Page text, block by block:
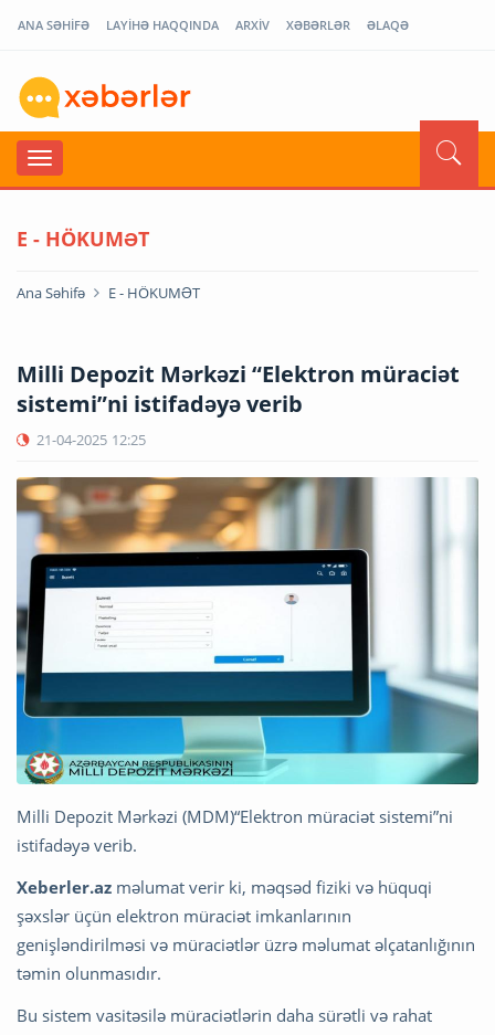
ANA SƏHİFƏ LAYİHƏ HAQQINDA ARXİV XƏBƏRLƏR ƏLAQƏ
E - HÖKUMƏT
Ana Səhifə E - HÖKUMƏT
Milli Depozit Mərkəzi “Elektron müraciət
sistemi”ni istifadəyə verib
21-04-2025 12:25
Milli Depozit Mərkəzi (MDM)“Elektron müraciət sistemi”ni
istifadəyə verib.
Xeberler.az məlumat verir ki, məqsəd fiziki və hüquqi
şəxslər üçün elektron müraciət imkanlarının
genişləndirilməsi və müraciətlər üzrə məlumat əlçatanlığının
təmin olunmasıdır.
Bu sistem vasitəsilə müraciətlərin daha sürətli və rahat